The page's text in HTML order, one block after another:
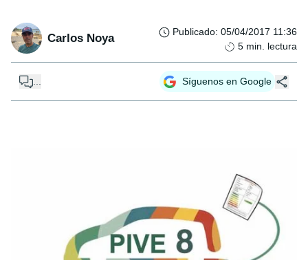
Carlos Noya Publicado: 05/04/2017 11:36
5 min. lectura
... Síguenos en Google